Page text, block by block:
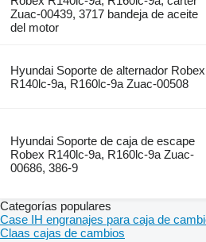
Zuac-00439, 3717 bandeja de aceite
del motor
Hyundai Soporte de alternador Robex
R140lc-9a, R160lc-9a Zuac-00508
Hyundai Soporte de caja de escape
Robex R140lc-9a, R160lc-9a Zuac-
00686, 386-9
Categorías populares
Case IH engranajes para caja de
Claas cajas de cambios